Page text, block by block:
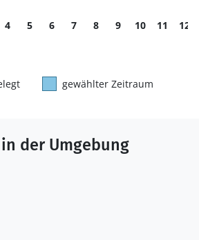
4 5 6 7 8 9 10 11
12
gewählter Zeitraum
der Umgebung